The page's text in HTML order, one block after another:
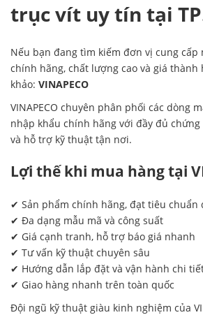
trục vít uy tín tại
Nếu bạn đang tìm kiếm đơn vị cung cấp
chính hãng, chất lượng cao và giá thành
khảo: VINAPECO
VINAPECO chuyên phân phối các dòng
nhập khẩu chính hãng với đầy đủ
và hỗ trợ kỹ thuật tận nơi.
Lợi thế khi mua hàng tại
✔ Sản phẩm chính hãng, đạt tiêu chuẩn
✔ Đa dạng mẫu mã và công suất
✔ Giá cạnh tranh, hỗ trợ báo giá nhanh
✔ Tư vấn kỹ thuật chuyên sâu
✔ Hướng dẫn lắp đặt và vận hành chi
✔ Giao hàng nhanh trên toàn quốc
Đội ngũ kỹ thuật giàu kinh nghiệm của